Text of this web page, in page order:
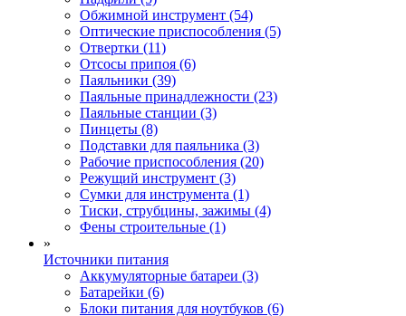
Обжимной инструмент (54)
Оптические приспособления (5)
Отвертки (11)
Отсосы припоя (6)
Паяльники (39)
Паяльные принадлежности (23)
Паяльные станции (3)
Пинцеты (8)
Подставки для паяльника (3)
Рабочие приспособления (20)
Режущий инструмент (3)
Сумки для инструмента (1)
Тиски, струбцины, зажимы (4)
Фены строительные (1)
»
Источники питания
Аккумуляторные батареи (3)
Батарейки (6)
Блоки питания для ноутбуков (6)